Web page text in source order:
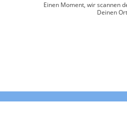
Einen Moment, wir scannen
Deinen Ort